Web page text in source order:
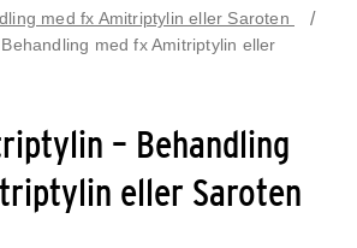
med fx Amitriptylin eller Saroten
med fx Amitriptylin eller
– Behandling
eller Saroten